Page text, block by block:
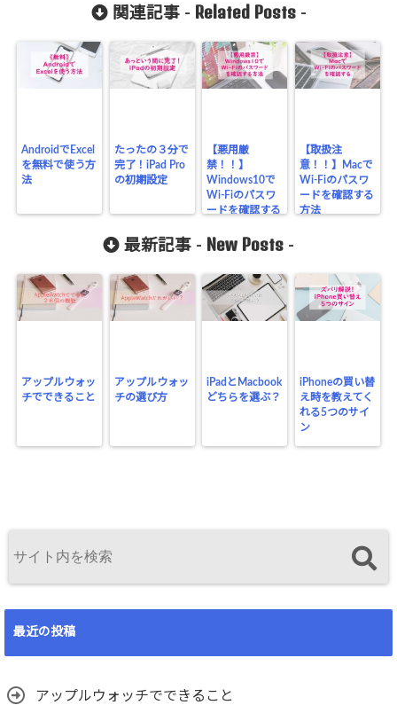
関連記事 - Related Posts-
AndroidでExcel
を無料で使う方
法
たったの３分で
完了！iPad Pro
の初期設定
【悪用厳
禁！！】
Windows10で
Wi-Fiのパスワ
ードを確認する
【取扱注
意！！】Macで
Wi-Fiのパスワ
ードを確認する
方法
最新記事 - New Posts -
アップルウォッ
チでできること
アップルウォッ
チの選び方
iPadとMacbook
どちらを選ぶ？
iPhoneの買い替
え時を教えてく
れる5つのサイ
ン
最近の投稿
アップルウォッチでできること